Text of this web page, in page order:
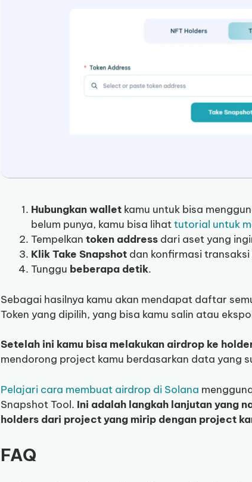
Hubungkan wallet kamu untuk bisa
belum punya, kamu bisa lihattutorial untuk
Tempelkantoken address dari aset yang
Klik Take Snapshot dan konfirmasi
Tunggu beberapa detik.
Sebagai hasilnya kamu akan mendapat daftar
Token yang dipilih, yang bisa kamu salin atau
Setelah ini kamu bisa melakukan airdrop ke
mendorong project kamu berdasarkan data yang
Pelajari cara membuat airdrop di Solana
Snapshot Tool. Ini adalah langkah lanjutan yang
holders dari project yang mirip dengan project
FAQ